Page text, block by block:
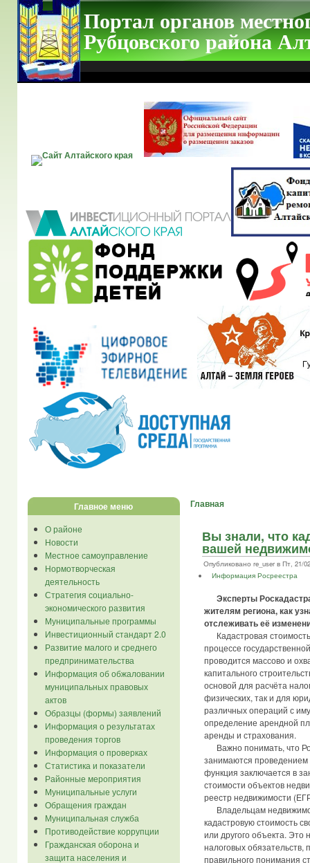
Портал органов
Рубцовского района
Главное меню
О районе
Новости
Местное самоуправление
Нормотворческая
деятельность
Стратегия социально-
экономического развития
Муниципальные программы
Инвестиционный стандарт 2.0
Развитие малого и среднего
предпринимательства
Информация об обжаловании
муниципальных правовых
актов
Образцы (формы) заявлений
Информация о результатах
проведения торгов
Информация о проверках
Статистика и показатели
Районные мероприятия
Муниципальные услуги
Обращения граждан
Муниципальная служба
Противодействие коррупции
Гражданская оборона и
защита населения и
Главная
Вы знали, что
вашей
Опубликовано re_user в Пт, 21/
Информация Росреестра
Эксперты
жителям региона, как
отслеживать её
Кадастровая стоимость
процессе
проводится массово и
капитального
основой для расчёта
физических, так и для
различных операций с
определение арендной
аренды и страхования.
Важно понимать, что
занимаются проведением
функция заключается в
стоимости объектов
реестр недвижимости
Владельцам
кадастровую стоимость
или другого объекта. Это
налоговых обязательств,
правильного понимания